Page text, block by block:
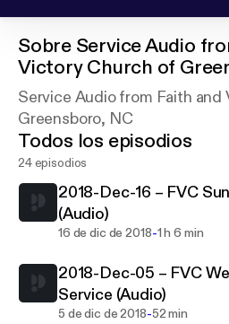
Sobre Service Audio
Victory Church of
Service Audio from Faith
Greensboro, NC
Todos los episodios
24 episodios
2018-Dec-16 – FVC
(Audio)
16 de dic de 2018-1 h 6 min
2018-Dec-05 – FVC
Service (Audio)
5 de dic de 2018-52 min